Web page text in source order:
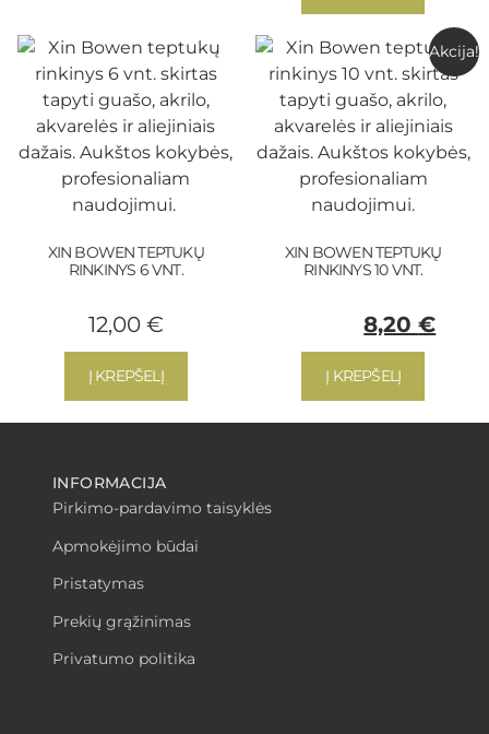
XIN BOWEN TEPTUKŲ
RINKINYS 6 VNT.
12,00 €
Į KREPŠELĮ
Akcija!
XIN BOWEN TEPTUKŲ
RINKINYS 10 VNT.
8,20€
Į KREPŠELĮ
INFORMACIJA
Pirkimo-pardavimo taisyklės
Apmokėjimo būdai
Pristatymas
Prekių grąžinimas
Privatumo politika